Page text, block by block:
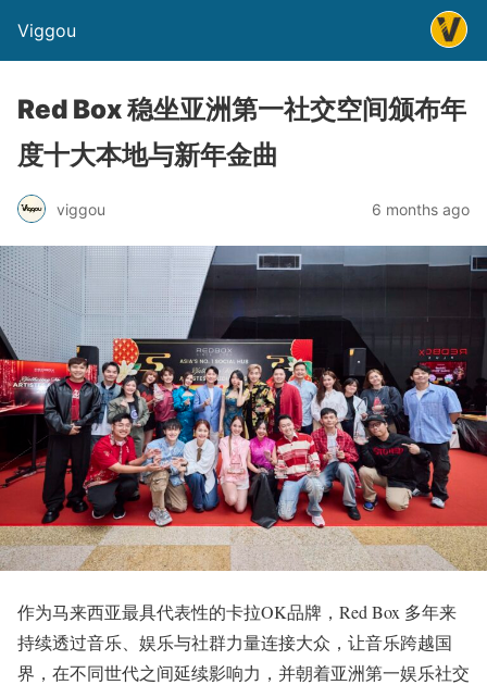
Viggou
Red Box 稳坐亚洲第一社交空间颁布年
度十大本地与新年金曲
viggou 6 months ago
作为马来西亚最具代表性的卡拉OK品牌，Red Box 多年来
持续透过音乐、娱乐与社群力量连接大众，让音乐跨越国
界，在不同世代之间延续影响力，并朝着亚洲第一娱乐社交